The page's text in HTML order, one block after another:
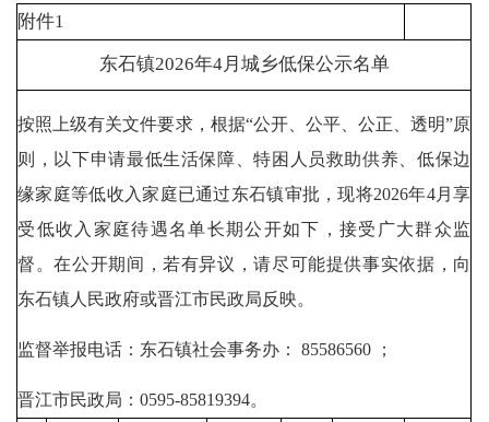
附件1
东石镇2026年4月城乡低保公示名单
按照上级有关文件要求，根据“公开、公平、公正、透明”原
则，以下申请最低生活保障、特困人员救助供养、低保边
缘家庭等低收入家庭已通过东石镇审批，现将2026年4月享
受低收入家庭待遇名单长期公开如下，接受广大群众监
督。在公开期间，若有异议，请尽可能提供事实依据，向
东石镇人民政府或晋江市民政局反映。
监督举报电话：东石镇社会事务办： 85586560 ；
晋江市民政局：0595-85819394。